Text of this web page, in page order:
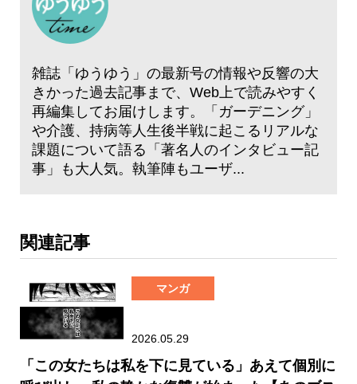
雑誌「ゆうゆう」の最新号の情報や反響の大
きかった過去記事まで、Web上で読みやすく
再編集してお届けします。「ガーデニング」
や介護、持病等人生後半戦に起こるリアルな
課題について語る「著名人のインタビュー記
事」も大人気。執筆陣もユーザ...
関連記事
マンガ
2026.05.29
「この女たちは私を下に見ている」あえて個別に